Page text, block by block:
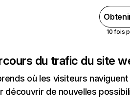
10 fois
du trafic du site
où les visiteurs
découvrir de nouvelles